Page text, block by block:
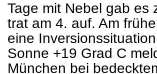
Tage mit Nebel gab es
trat am 4. auf. Am
eine
Sonne +19 Grad C
München bei